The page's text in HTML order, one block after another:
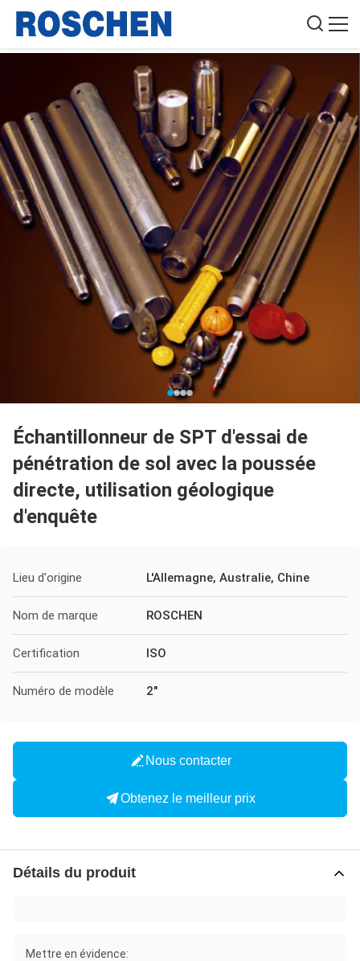
Échantillonneur de SPT d'essai de
pénétration de sol avec la poussée
directe, utilisation géologique
d'enquête
Lieu d'origine L'Allemagne, Australie, Chine
Nom de marque ROSCHEN
Certification ISO
Numéro de modèle 2"
Nous contacter
Obtenez le meilleur prix
Détails du produit
Mettre en évidence: